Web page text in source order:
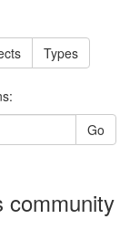
Types
Go
community